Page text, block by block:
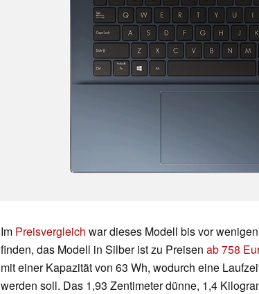
Im Preisvergleich war dieses Modell bis vor
finden, das Modell in Silber ist zu Preisen ab 758
mit einer Kapazität von 63 Wh, wodurch eine
werden soll. Das 1,93 Zentimeter dünne, 1,4